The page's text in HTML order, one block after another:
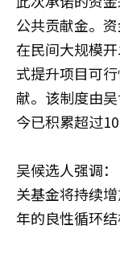
公共贡献金。
在民间大规模
式提升项目可
献。该制度由
今已积累超过
吴候选人强调
关基金将持续
年的良性循环